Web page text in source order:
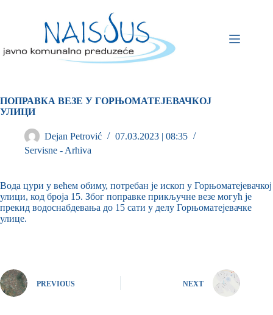
ПОПРАВКА ВЕЗЕ У ГОРЊОМАТЕЈЕВАЧКОЈ
УЛИЦИ
Dejan Petrović
07.03.2023 | 08:35
Servisne - Arhiva
Вода цури у већем обиму, потребан је ископ у Горњоматејевачкој
улици, код броја 15. Због поправке прикључне везе могућ је
прекид водоснабдевања до 15 сати у делу Горњоматејевачке
улице.
PREVIOUS NEXT